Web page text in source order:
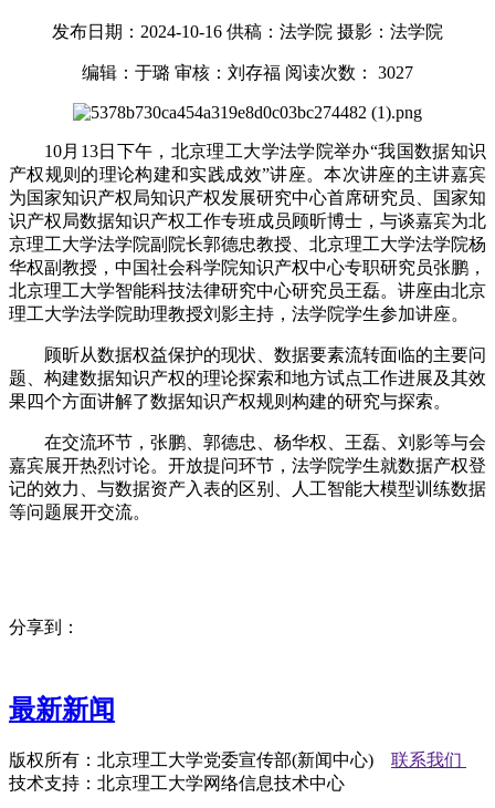
发布日期：2024-10-16 供稿：法学院 摄影：法学院
编辑：于璐 审核：刘存福 阅读次数： 3027
10月13日下午，北京理工大学法学院举办“我国数据知识
产权规则的理论构建和实践成效”讲座。本次讲座的主讲嘉宾
为国家知识产权局知识产权发展研究中心首席研究员、国家知
识产权局数据知识产权工作专班成员顾昕博士，与谈嘉宾为北
京理工大学法学院副院长郭德忠教授、北京理工大学法学院杨
华权副教授，中国社会科学院知识产权中心专职研究员张鹏，
北京理工大学智能科技法律研究中心研究员王磊。讲座由北京
理工大学法学院助理教授刘影主持，法学院学生参加讲座。
顾昕从数据权益保护的现状、数据要素流转面临的主要问
题、构建数据知识产权的理论探索和地方试点工作进展及其效
果四个方面讲解了数据知识产权规则构建的研究与探索。
在交流环节，张鹏、郭德忠、杨华权、王磊、刘影等与会
嘉宾展开热烈讨论。开放提问环节，法学院学生就数据产权登
记的效力、与数据资产入表的区别、人工智能大模型训练数据
等问题展开交流。
分享到：
最新新闻
版权所有：北京理工大学党委宣传部(新闻中心) 联系我们
技术支持：北京理工大学网络信息技术中心